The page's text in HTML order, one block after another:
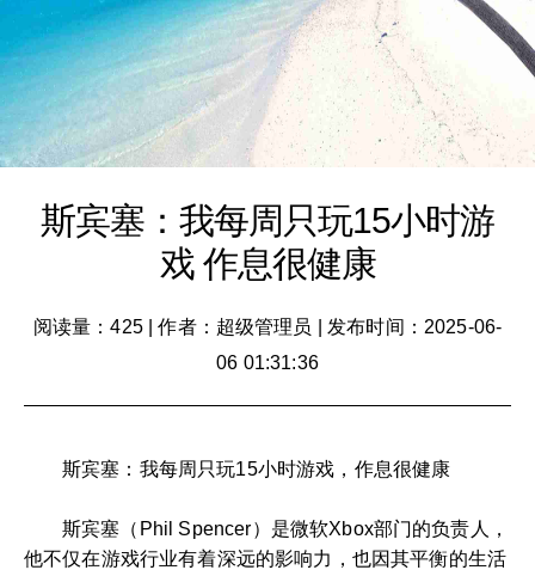
斯宾塞：我每周只玩15小时游
戏 作息很健康
阅读量：425|作者：超级管理员
发布时间：2025-06-
06 01:31:36
斯宾塞：我每周只玩15小时游戏，作息很健康
斯宾塞（Phil Spencer）是微软Xbox部门的负责人，
他不仅在游戏行业有着深远的影响力，也因其平衡的生活